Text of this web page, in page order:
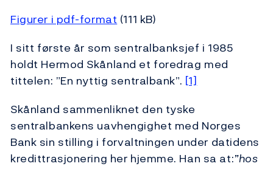
Figurer i pdf-format (111 kB)
I sitt første år som sentralbanksjef i 1985
holdt Hermod Skånland et foredrag med
tittelen: ”En nyttig sentralbank”. [1]
Skånland sammenliknet den tyske
sentralbankens uavhengighet med Norges
Bank sin stilling i forvaltningen under datidens
kredittrasjonering her hjemme. Han sa at:”hos